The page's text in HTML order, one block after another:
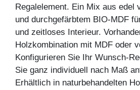
Regalelement. Ein Mix aus edel
und durchgefärbtem BIO-MDF
und zeitloses Interieur.
Holzkombination mit MDF oder
Konfigurieren Sie Ihr Wunsch-
Sie ganz individuell nach Maß
Erhältlich in naturbehandelten